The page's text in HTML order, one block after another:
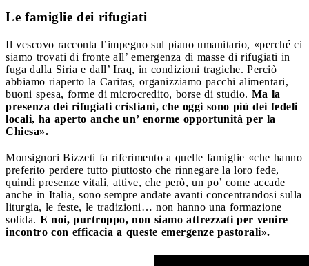
Le famiglie dei rifugiati
Il vescovo racconta l’impegno sul piano umanitario, «perché ci
siamo trovati di fronte all’ emergenza di masse di rifugiati in
fuga dalla Siria e dall’ Iraq, in condizioni tragiche. Perciò
abbiamo riaperto la Caritas, organizziamo pacchi alimentari,
buoni spesa, forme di microcredito, borse di studio. Ma la
presenza dei rifugiati cristiani, che oggi sono più dei fedeli
locali, ha aperto anche un’ enorme opportunità per la
Chiesa».
Monsignori Bizzeti fa riferimento a quelle famiglie «che hanno
preferito perdere tutto piuttosto che rinnegare la loro fede,
quindi presenze vitali, attive, che però, un po’ come accade
anche in Italia, sono sempre andate avanti concentrandosi sulla
liturgia, le feste, le tradizioni… non hanno una formazione
solida. E noi, purtroppo, non siamo attrezzati per venire
incontro con efficacia a queste emergenze pastorali».